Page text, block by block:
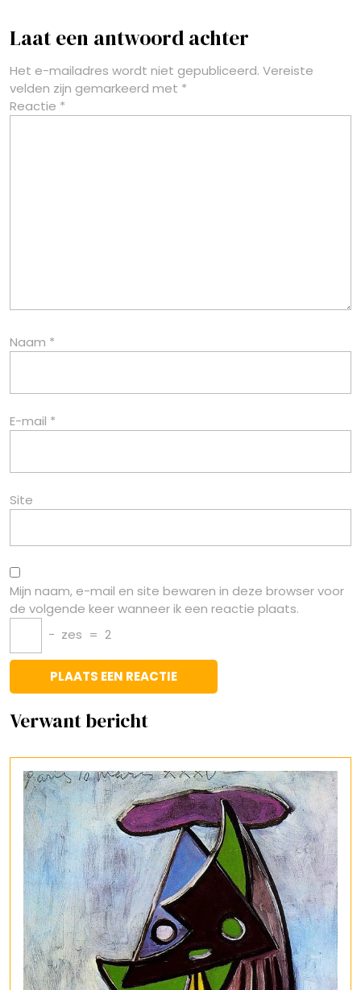
Laat een antwoord achter
Het e-mailadres wordt niet gepubliceerd. Vereiste
velden zijn gemarkeerd met *
Reactie *
Naam *
E-mail *
Site
Mijn naam, e-mail en site bewaren in deze browser voor
de volgende keer wanneer ik een reactie plaats.
− zes = 2
Verwant bericht